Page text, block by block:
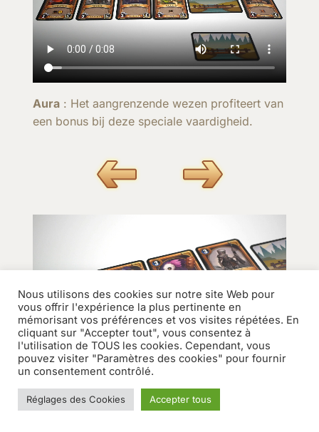
Aura : Het aangrenzende wezen profiteert van
een bonus bij deze speciale vaardigheid.
SOLO MODUS – SNEL SPELEN
Nous utilisons des cookies sur notre site Web pour
vous offrir l'expérience la plus pertinente en
mémorisant vos préférences et vos visites répétées. En
cliquant sur "Accepter tout", vous consentez à
l'utilisation de TOUS les cookies. Cependant, vous
pouvez visiter "Paramètres des cookies" pour fournir
un consentement contrôlé.
Réglages des Cookies Accepter tous